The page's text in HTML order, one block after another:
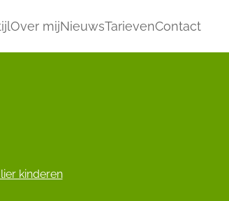
Over mijNieuwsTarievenContact
kinderen